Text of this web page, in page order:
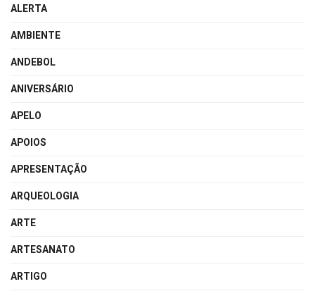
ALERTA
AMBIENTE
ANDEBOL
ANIVERSÁRIO
APELO
APOIOS
APRESENTAÇÃO
ARQUEOLOGIA
ARTE
ARTESANATO
ARTIGO